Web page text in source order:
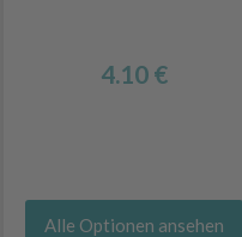
4.10 €
Alle Optionen ansehen